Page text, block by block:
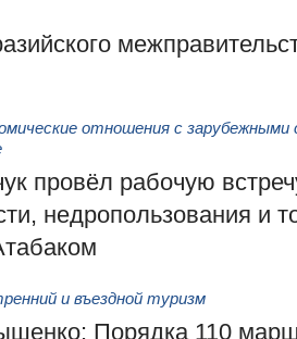
отношения с
провёл рабочую
недропользования и
и въездной туризм
Порядка 110